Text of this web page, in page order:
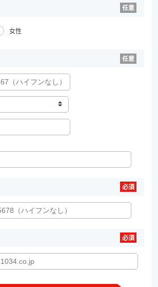
女性